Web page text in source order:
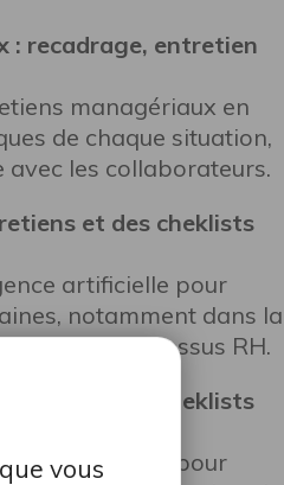
vous
: recadrage, entretien
managériaux en
de chaque situation,
avec les collaborateurs.
et des cheklists
artificielle pour
notamment dans la
des processus RH.
et des cheklists
artificielle pour